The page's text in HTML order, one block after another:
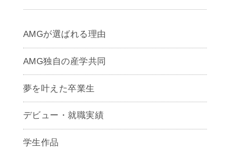
AMGが選ばれる理由
AMG独自の産学共同
夢を叶えた卒業生
デビュー・就職実績
学生作品